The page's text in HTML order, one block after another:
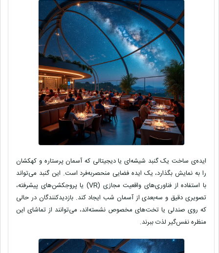
ایده‌ی ساخت یک گنبد شیشه‌ای یا دیجیتالی که آسمان پرستاره و کهکشان
را به نمایش بگذارد، یک ایده فضایی منحصربه‌فرد است. این گنبد می‌تواند
با استفاده از فناوری‌های واقعیت مجازی (VR) یا پروجکشن‌های پیشرفته،
تصویری دقیق و سه‌بعدی از آسمان شب ایجاد کند. بازدیدکنندگان در حالی
که روی صندلی یا تخت‌های مخصوص نشسته‌اند، می‌توانند از تماشای این
منظره نفس‌گیر لذت ببرند.